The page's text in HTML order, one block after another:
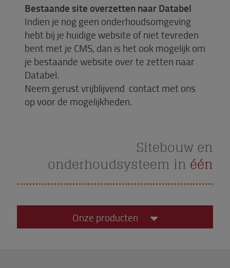
Bestaande site overzetten naar Databel
Indien je nog geen onderhoudsomgeving
hebt bij je huidige website of niet tevreden
bent met je CMS, dan is het ook mogelijk om
je bestaande website over te zetten naar
Databel.
Neem gerust vrijblijvend contact met ons
op voor de mogelijkheden.
Sitebouw en
onderhoudsysteem in één